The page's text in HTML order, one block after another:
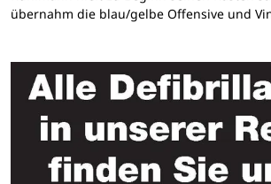
übernahm die blau/gelbe Offensive und